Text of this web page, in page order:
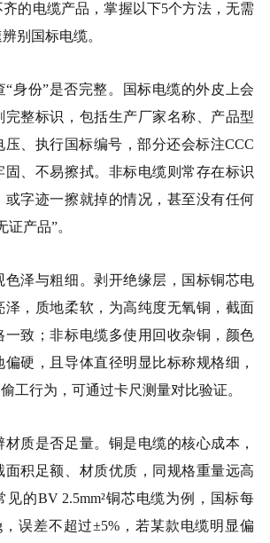
的电缆产品，掌握以下5个方法，无需
别国标电缆。
“身份”是否完整。国标电缆的外皮上会
完整标识，包括生产厂家名称、产品型
、执行国标编号，部分还会标注CCC
固、不易擦拭。非标电缆则常存在标识
或字迹一擦就掉的情况，甚至没有任何
证产品”。
色泽与粗细。剥开绝缘层，国标铜芯电
泽，质地柔软，为高纯度无氧铜，截面
一致；非标电缆多使用回收杂铜，颜色
硬，且导体直径明显比标称规格细，
工行为，可通过卡尺测量对比验证。
质是否足量。铜是电缆的核心成本，
面积足额、材质优质，同规格重量远高
见的BV 2.5mm²铜芯电缆为例，国标每
，误差不超过±5%，若某款电缆明显偏